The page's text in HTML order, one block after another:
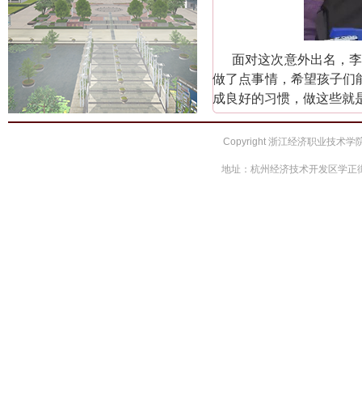
面对这次意外出名，
做了点事情，希望孩子们
成良好的习惯，做这些就
Copyright 浙江经济职业技术学
地址：杭州经济技术开发区学